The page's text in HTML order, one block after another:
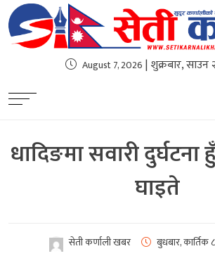
August 7, 2026 | शुक्रबार, साउन
धादिङमा सवारी
घाइते
सेती कर्णाली खबर बुधबार, कार्तिक